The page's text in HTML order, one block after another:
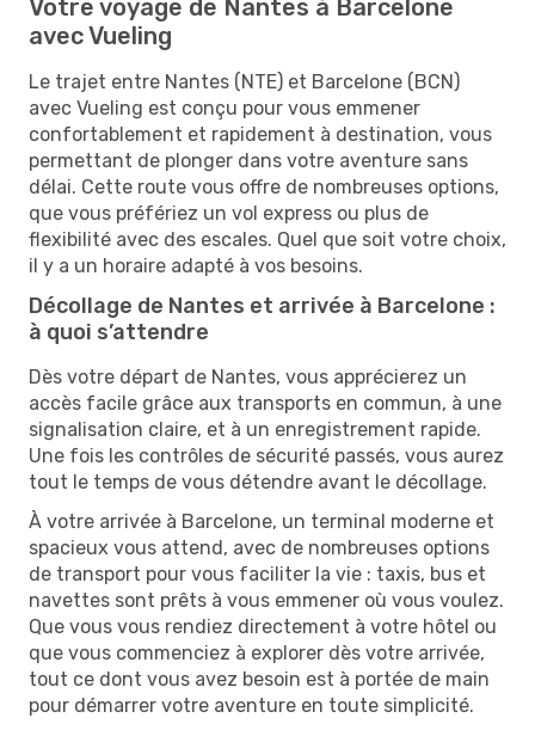
Votre voyage de Nantes à Barcelone
avec Vueling
Le trajet entre Nantes (NTE) et Barcelone (BCN)
avec Vueling est conçu pour vous emmener
confortablement et rapidement à destination, vous
permettant de plonger dans votre aventure sans
délai. Cette route vous offre de nombreuses options,
que vous préfériez un vol express ou plus de
flexibilité avec des escales. Quel que soit votre choix,
il y a un horaire adapté à vos besoins.
Décollage de Nantes et arrivée à Barcelone :
à quoi s’attendre
Dès votre départ de Nantes, vous apprécierez un
accès facile grâce aux transports en commun, à une
signalisation claire, et à un enregistrement rapide.
Une fois les contrôles de sécurité passés, vous aurez
tout le temps de vous détendre avant le décollage.
À votre arrivée à Barcelone, un terminal moderne et
spacieux vous attend, avec de nombreuses options
de transport pour vous faciliter la vie : taxis, bus et
navettes sont prêts à vous emmener où vous voulez.
Que vous vous rendiez directement à votre hôtel ou
que vous commenciez à explorer dès votre arrivée,
tout ce dont vous avez besoin est à portée de main
pour démarrer votre aventure en toute simplicité.